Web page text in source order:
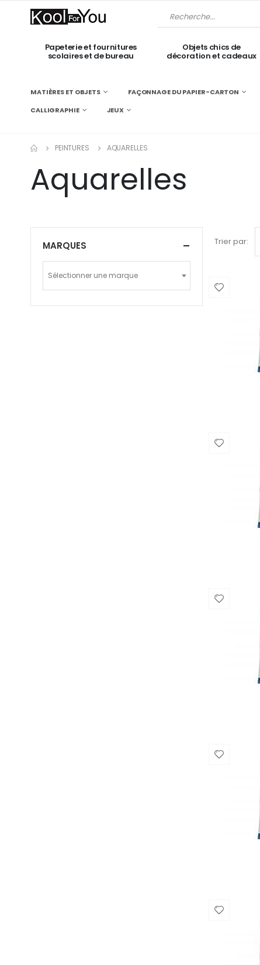
Papeterie et fournitures
scolaires et de bureau
Objets chics de
décoration et cadeaux
MATIÈRES ET OBJETS FAÇONNAGE DU PAPIER-CARTON
CALLIGRAPHIE
JEUX
PEINTURES AQUARELLES
Aquarelles
Trier par:
MARQUES
Sélectionner une marque